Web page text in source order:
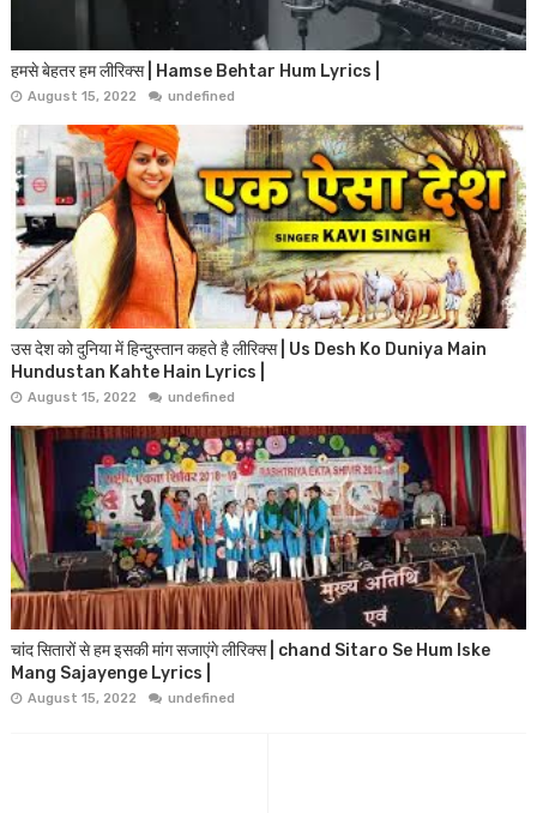
हमसे बेहतर हम लीरिक्स | Hamse Behtar Hum Lyrics |
August 15, 2022 undefined
उस देश को दुनिया में हिन्दुस्तान कहते है लीरिक्स | Us Desh Ko Duniya Main
Hundustan Kahte Hain Lyrics |
August 15, 2022 undefined
चांद सितारों से हम इसकी मांग सजाएंगे लीरिक्स | chand Sitaro Se Hum Iske
Mang Sajayenge Lyrics |
August 15, 2022 undefined